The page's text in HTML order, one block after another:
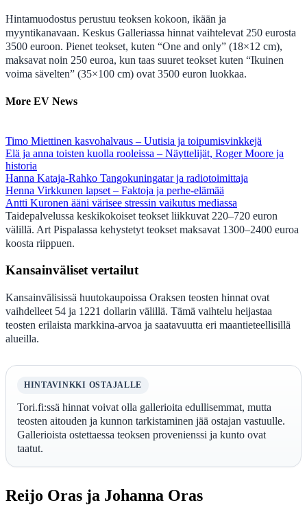
Hintamuodostus perustuu teoksen kokoon, ikään ja
myyntikanavaan. Keskus Galleriassa hinnat vaihtelevat 250 eurosta
3500 euroon. Pienet teokset, kuten “One and only” (18×12 cm),
maksavat noin 250 euroa, kun taas suuret teokset kuten “Ikuinen
voima sävelten” (35×100 cm) ovat 3500 euron luokkaa.
More EV News
Timo Miettinen kasvohalvaus – Uutisia ja toipumisvinkkejä
Elä ja anna toisten kuolla rooleissa – Näyttelijät, Roger Moore ja
historia
Hanna Kataja-Rahko Tangokuningatar ja radiotoimittaja
Henna Virkkunen lapset – Faktoja ja perhe-elämää
Antti Kuronen ääni värisee stressin vaikutus mediassa
Taidepalvelussa keskikokoiset teokset liikkuvat 220–720 euron
välillä. Art Pispalassa kehystetyt teokset maksavat 1300–2400 euroa
koosta riippuen.
Kansainväliset vertailut
Kansainvälisissä huutokaupoissa Oraksen teosten hinnat ovat
vaihdelleet 54 ja 1221 dollarin välillä. Tämä vaihtelu heijastaa
teosten erilaista markkina-arvoa ja saatavuutta eri maantieteellisillä
alueilla.
HINTAVINKKI OSTAJALLE
Tori.fi:ssä hinnat voivat olla gallerioita edullisemmat, mutta
teosten aitouden ja kunnon tarkistaminen jää ostajan vastuulle.
Gallerioista ostettaessa teoksen provenienssi ja kunto ovat
taatut.
Reijo Oras ja Johanna Oras